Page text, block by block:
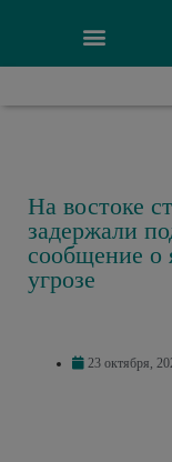
На востоке
задержали
сообщение
угрозе
23 октября,